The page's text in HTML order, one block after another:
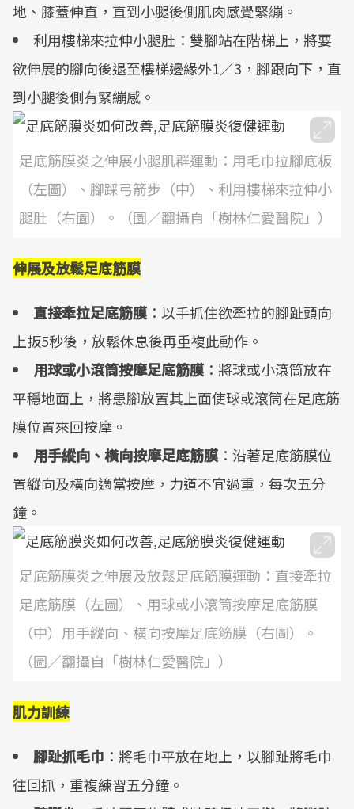
地、膝蓋伸直，直到小腿後側肌肉感覺緊繃。
利用樓梯來拉伸小腿肚：雙腳站在階梯上，將要
欲伸展的腳向後退至樓梯邊緣外1／3，腳跟向下，直
到小腿後側有緊繃感。
足底筋膜炎之伸展小腿肌群運動：用毛巾拉腳底板
（左圖）、腳踩弓箭步（中）、利用樓梯來拉伸小
腿肚（右圖）。（圖／翻攝自「樹林仁愛醫院」）
伸展及放鬆足底筋膜
直接牽拉足底筋膜 ：以手抓住欲牽拉的腳趾頭向
上扳5秒後，放鬆休息後再重複此動作。
用球或小滾筒按摩足底筋膜 ：將球或小滾筒放在
平穩地面上，將患腳放置其上面使球或滾筒在足底筋
膜位置來回按摩。
用手縱向、橫向按摩足底筋膜 ：沿著足底筋膜位
置縱向及橫向適當按摩，力道不宜過重，每次五分
鐘。
足底筋膜炎之伸展及放鬆足底筋膜運動：直接牽拉
足底筋膜（左圖）、用球或小滾筒按摩足底筋膜
（中）用手縱向、橫向按摩足底筋膜（右圖）。
（圖／翻攝自「樹林仁愛醫院」）
肌力訓練
腳趾抓毛巾 ：將毛巾平放在地上，以腳趾將毛巾
往回抓，重複練習五分鐘。